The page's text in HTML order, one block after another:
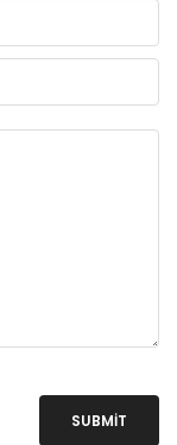
SUBMIT